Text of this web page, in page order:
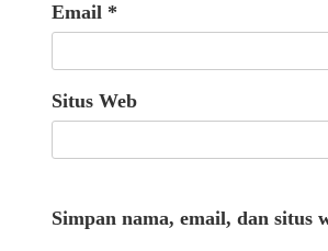
Email *
Situs Web
Simpan nama, email, dan situs